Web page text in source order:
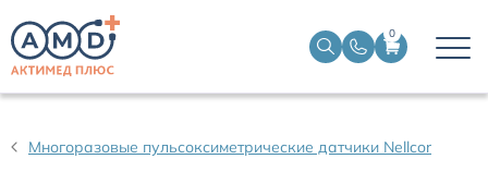
0
Многоразовые пульсоксиметрические датчики Nellcor